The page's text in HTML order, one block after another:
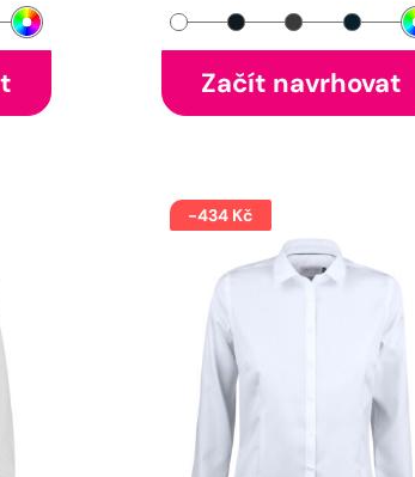
Začít navrhovat
-434 Kč